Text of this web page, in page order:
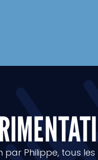
par Philippe, tous les